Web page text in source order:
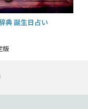
典 誕生日占い
版